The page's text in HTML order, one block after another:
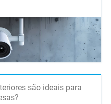
são ideais para